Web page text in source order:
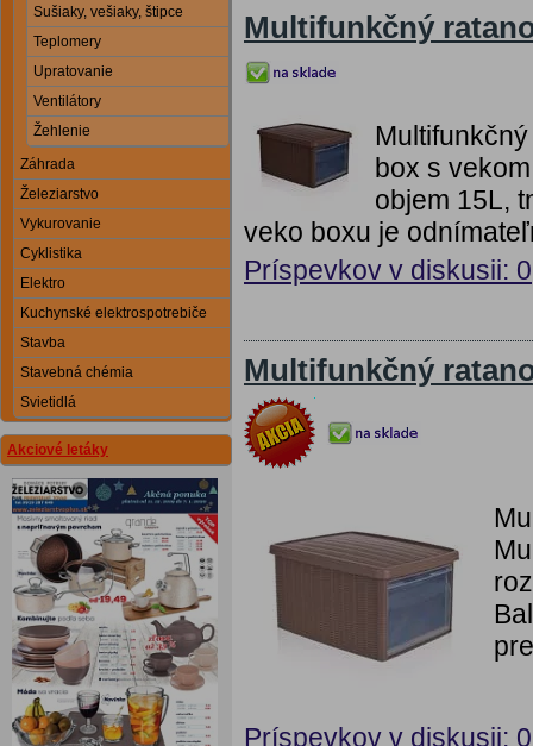
Sušiaky, vešiaky, štipce
Teplomery
Upratovanie
Ventilátory
Žehlenie
Záhrada
Železiarstvo
Vykurovanie
Cyklistika
Elektro
Kuchynské elektrospotrebiče
Stavba
Stavebná chémia
Svietidlá
Akciové letáky
Multifunkčný
box s
objem 15L,
veko boxu je
Príspevkov v diskusii: 0
Multifunkčný
Príspevkov v diskusii: 0